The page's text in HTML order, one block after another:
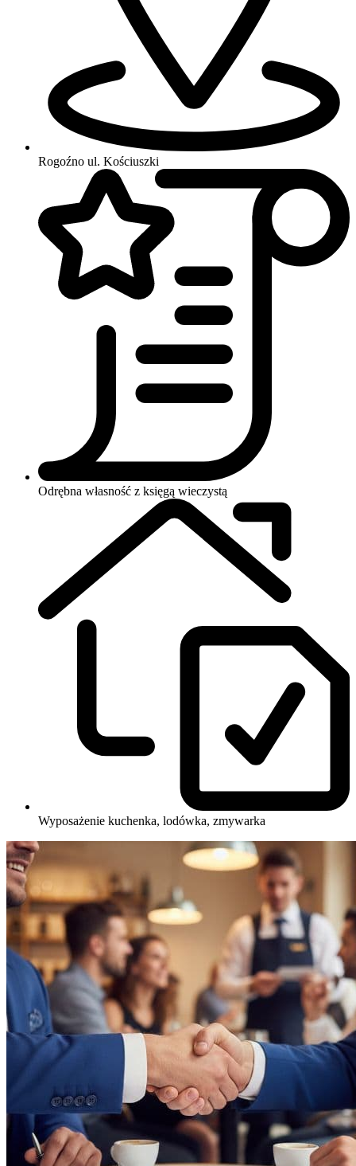
Rogoźno ul. Kościuszki
Odrębna własność z księgą wieczystą
Wyposażenie kuchenka, lodówka, zmywarka